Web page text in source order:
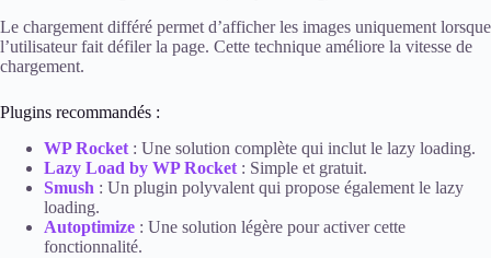
Le chargement différé permet d’afficher les images uniquement lorsque
l’utilisateur fait défiler la page. Cette technique améliore la vitesse de
chargement.
Plugins recommandés :
WP Rocket : Une solution complète qui inclut le lazy loading.
Lazy Load by WP Rocket : Simple et gratuit.
Smush : Un plugin polyvalent qui propose également le lazy
loading.
Autoptimize : Une solution légère pour activer cette
fonctionnalité.